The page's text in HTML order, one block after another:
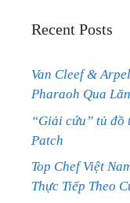
Recent Posts
Van Cleef &
Pharaoh Qua
“Giải cứu” tủ đồ
Patch
Top Chef Việt
Thực Tiếp Theo